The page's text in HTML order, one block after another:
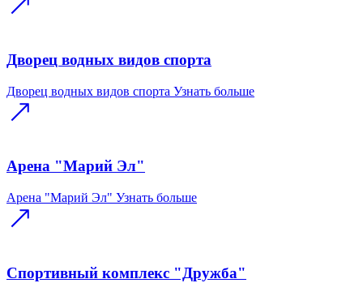
Дворец водных видов спорта
Дворец водных видов спорта Узнать больше
Арена "Марий Эл"
Арена "Марий Эл" Узнать больше
Спортивный комплекс "Дружба"